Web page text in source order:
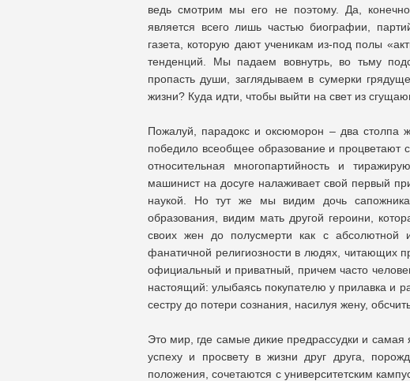
ведь смотрим мы его не поэтому. Да, конечно,
является всего лишь частью биографии,
газета, которую дают ученикам из-под полы
тенденций. Мы падаем вовнутрь, во тьму
пропасть души, заглядываем в сумерки
жизни? Куда идти, чтобы выйти на свет из
Пожалуй, парадокс и оксюморон – два столпа
победило всеобщее образование и процветают
относительная многопартийность и
машинист на досуге налаживает свой первый
наукой. Но тут же мы видим дочь
образования, видим мать другой героини,
своих жен до полусмерти как с абсолютной
фанатичной религиозности в людях, читающих
официальный и приватный, причем часто
настоящий: улыбаясь покупателю у прилавка и
сестру до потери сознания, насилуя жену,
Это мир, где самые дикие предрассудки и
успеху и просвету в жизни друг друга,
положения, сочетаются с университетским